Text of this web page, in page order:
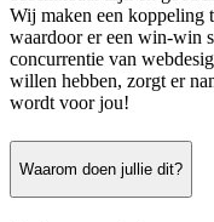
Wij maken een koppeling
waardoor er een win-win
concurrentie van
willen hebben, zorgt er
wordt voor jou!
Waarom doen jullie dit?